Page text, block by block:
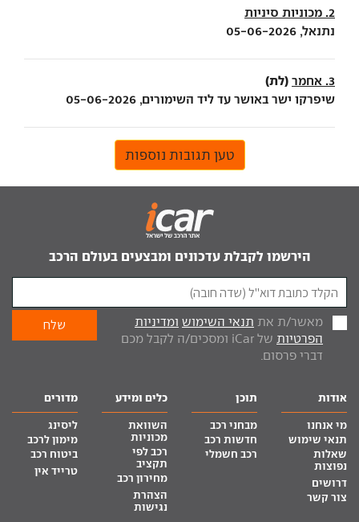
2. מכוניות סיניות
נתנאל, 05-06-2026
3. אחמר (לת)
שיפרקו ישר באושר עד ליד השימורים, 05-06-2026
טען תגובות נוספות
הירשמו לקבלת עדכונים ומבצעים בעולם הרכב
מאשר/ת את תנאי השימוש ומדיניות
הפרטיות
של iCar ומסכים/ה לקבל מכם
דברי פרסום.
אודות
מי אנחנו
תנאי שימוש
שאלות
נפוצות
דרושים
צור קשר
תוכן
מבחני רכב
חדשות רכב
רכב חשמלי
כלים ומידע
השוואת
מכוניות
רכב לפי
תקציב
מחירון רכב
הצהרת
נגישות
מדורים
ליסינג
מימון לרכב
ביטוח רכב
טרייד אין